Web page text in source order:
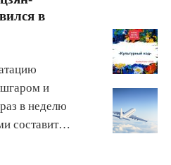
в
и
в неделю
составит…